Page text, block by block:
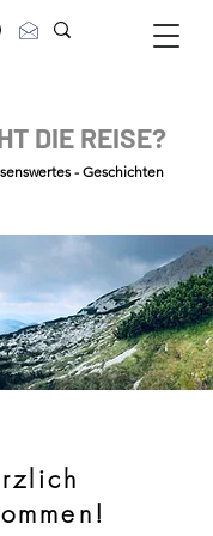
DIE REISE?
- Geschichten